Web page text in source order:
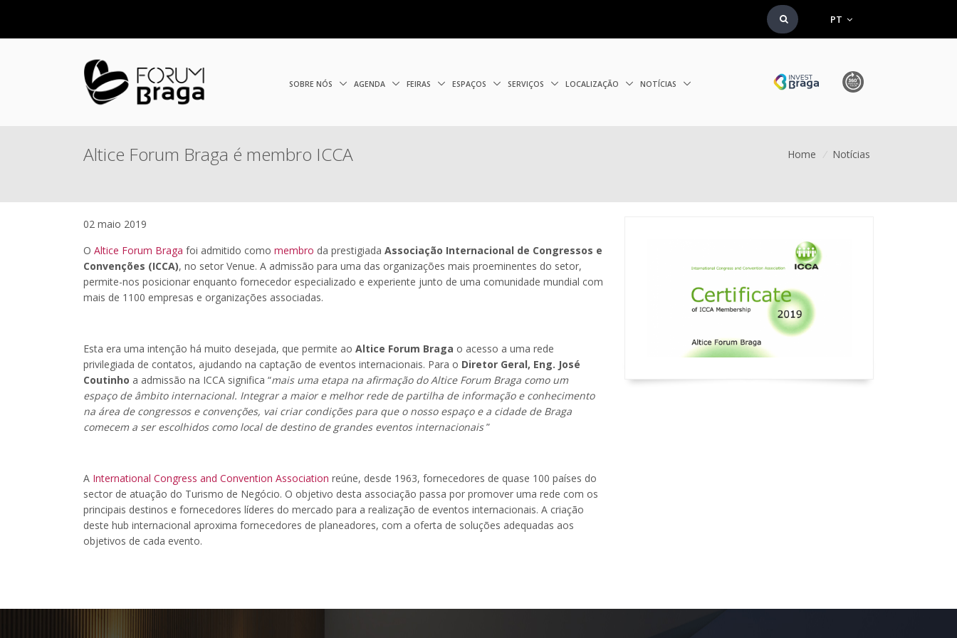
PT
SOBRE NÓS AGENDA FEIRAS ESPAÇOS SERVIÇOS LOCALIZAÇÃO NOTÍCIAS
Altice Forum Braga é membro ICCA Home / Notícias
02 maio 2019
O Altice Forum Braga foi admitido como membro da prestigiada Associação Internacional de Congressos e
Convenções (ICCA), no setor Venue. A admissão para uma das organizações mais proeminentes do setor,
permite-nos posicionar enquanto fornecedor especializado e experiente junto de uma comunidade mundial com
mais de 1100 empresas e organizações associadas.
Esta era uma intenção há muito desejada, que permite ao Altice Forum Braga o acesso a uma rede
privilegiada de contatos, ajudando na captação de eventos internacionais. Para o Diretor Geral, Eng. José
Coutinho a admissão na ICCA significa “mais uma etapa na afirmação do Altice Forum Braga como um
espaço de âmbito internacional. Integrar a maior e melhor rede de partilha de informação e conhecimento
na área de congressos e convenções, vai criar condições para que o nosso espaço e a cidade de Braga
comecem a ser escolhidos como local de destino de grandes eventos internacionais”
A International Congress and Convention Association reúne, desde 1963, fornecedores de quase 100 países do
sector de atuação do Turismo de Negócio. O objetivo desta associação passa por promover uma rede com os
principais destinos e fornecedores líderes do mercado para a realização de eventos internacionais. A criação
deste hub internacional aproxima fornecedores de planeadores, com a oferta de soluções adequadas aos
objetivos de cada evento.